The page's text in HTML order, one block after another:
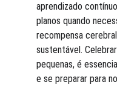
aprendizado
planos quando
recompensa
sustentável.
pequenas, é
e se preparar para